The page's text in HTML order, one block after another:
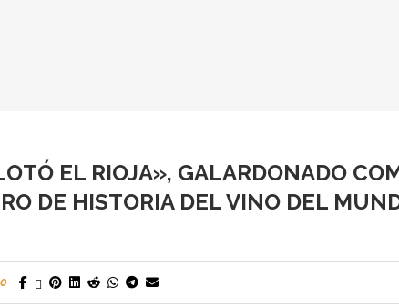
EL RIOJA», GALARDONADO
DE HISTORIA DEL VINO DEL
0